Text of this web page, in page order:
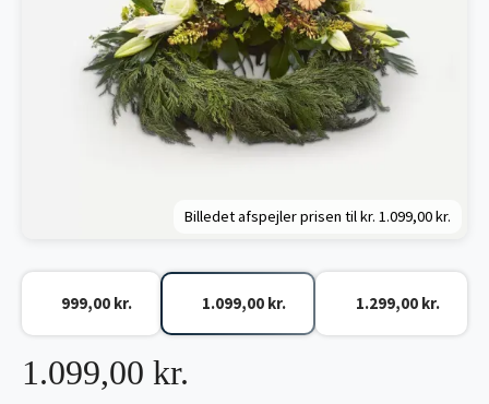
Billedet afspejler prisen til kr. 1.099,00 kr.
1.099,00 kr.
999,00 kr. 1.099,00 kr. 1.299,00 kr.